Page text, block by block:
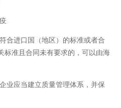
合进口国（地区）的标准或者合
标准且合同未有要求的，可以由海
业应当建立质量管理体系，并保